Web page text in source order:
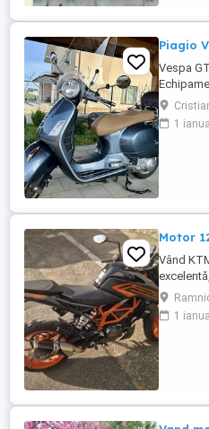
Piagio
Vespa
Faco
Classic;
1
Motor
Vând
ideală
Fără
1